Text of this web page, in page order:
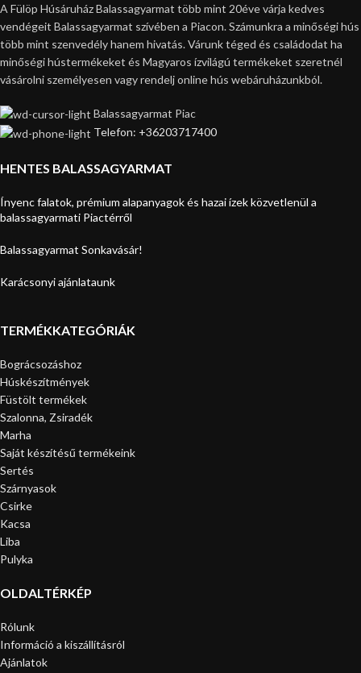
A Fülöp Húsáruház Balassagyarmat több mint 20éve várja kedves
vendégeit Balassagyarmat szívében a Piacon. Számunkra a minőségi hús
több mint szenvedély hanem hivatás. Várunk téged és családodat ha
minőségi hústermékeket és Magyaros ízvilágú termékeket szeretnél
vásárolni személyesen vagy rendelj online hús webáruházunkból.
Balassagyarmat Piac
Telefon: +36203717400
HENTES BALASSAGYARMAT
Ínyenc falatok, prémium alapanyagok és hazai ízek közvetlenül a
balassagyarmati Piactérről
Balassagyarmat Sonkavásár!
Karácsonyi ajánlataunk
TERMÉKKATEGÓRIÁK
Bográcsozáshoz
Húskészítmények
Füstölt termékek
Szalonna, Zsiradék
Marha
Saját készítésű termékeink
Sertés
Szárnyasok
Csirke
Kacsa
Liba
Pulyka
OLDALTÉRKÉP
Rólunk
Információ a kiszállításról
Ajánlatok